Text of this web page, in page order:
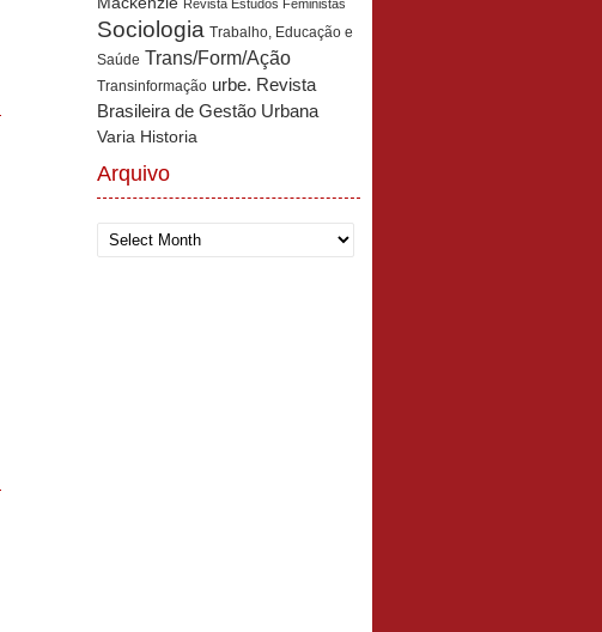
Revista Estudos Feministas
Sociologia Trabalho, Educação e
Saúde Trans/Form/Ação
Transinformação urbe. Revista
Brasileira de Gestão Urbana
Varia Historia
Arquivo
Arquivo